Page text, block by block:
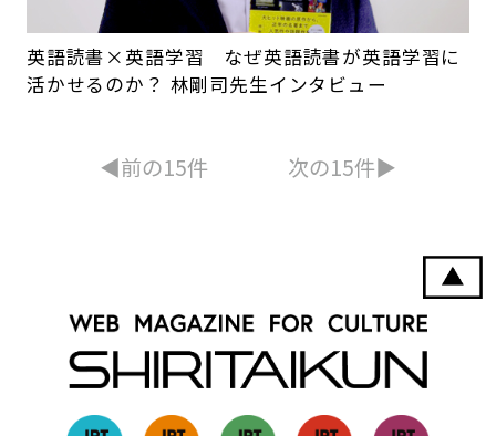
英語読書×英語学習 なぜ英語読書が英語学習に
活かせるのか？ 林剛司先生インタビュー
◀︎前の15件 次の15件▶︎